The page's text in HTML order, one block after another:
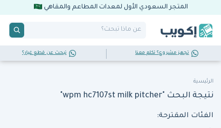
المتجر السعودي الأول لمعدات المطاعم والمقاهي
تجهز مشروع؟ تكلم معنا تبحث عن قطع غيار؟
الرئيسية
نتيجة البحث "wpm hc7107st milk pitcher"
الفئات المقترحة: